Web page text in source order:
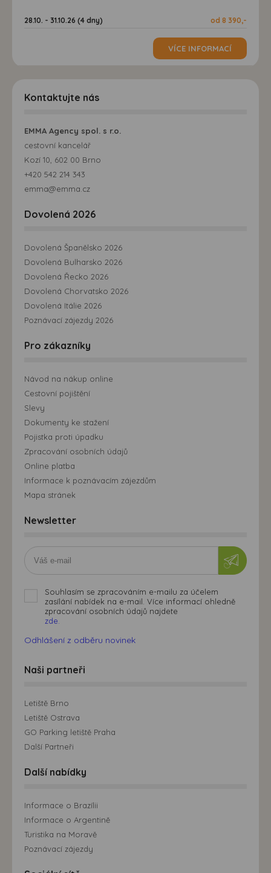
28.10. - 31.10.26 (4 dny) od 8 390,-
VÍCE INFORMACÍ
Kontaktujte nás
EMMA Agency spol. s r.o.
cestovní kancelář
Kozí 10, 602 00 Brno
+420 542 214 343
emma@emma.cz
Dovolená 2026
Dovolená Španělsko 2026
Dovolená Bulharsko 2026
Dovolená Řecko 2026
Dovolená Chorvatsko 2026
Dovolená Itálie 2026
Poznávací zájezdy 2026
Pro zákazníky
Návod na nákup online
Cestovní pojištění
Slevy
Dokumenty ke stažení
Pojistka proti úpadku
Zpracování osobních údajů
Online platba
Informace k poznávacím zájezdům
Mapa stránek
Newsletter
Souhlasím se zpracováním e-mailu za účelem
zasílání nabídek na e-mail. Více informací ohledně
zpracování osobních údajů najdete
zde.
Odhlášení z odběru novinek
Naši partneři
Letiště Brno
Letiště Ostrava
GO Parking letiště Praha
Další Partneři
Další nabídky
Informace o Brazílii
Informace o Argentině
Turistika na Moravě
Poznávací zájezdy